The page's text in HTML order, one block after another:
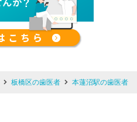
板橋区の歯医者 本蓮沼駅の歯医者